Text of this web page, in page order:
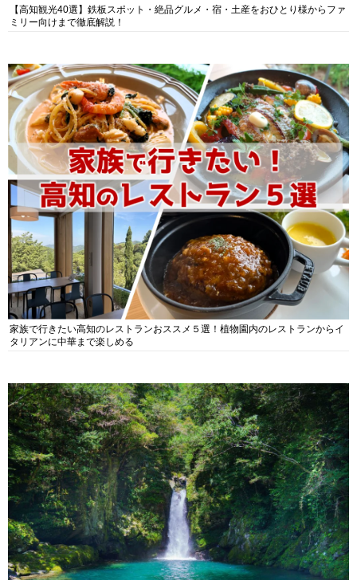
【高知観光40選】鉄板スポット・絶品グルメ・宿・土産をおひとり様からファ
ミリー向けまで徹底解説！
家族で行きたい高知のレストランおススメ５選！植物園内のレストランからイ
タリアンに中華まで楽しめる